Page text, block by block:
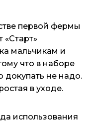
первой фермы
«Старт»
мальчикам и
что в наборе
докупать не надо.
в уходе.
использования